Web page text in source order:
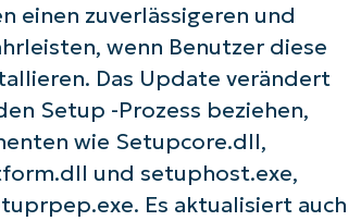
einen zuverlässigeren und
wenn Benutzer diese
Das Update verändert
Setup -Prozess beziehen,
wie Setupcore.dll,
und setuphost.exe,
Es aktualisiert auch